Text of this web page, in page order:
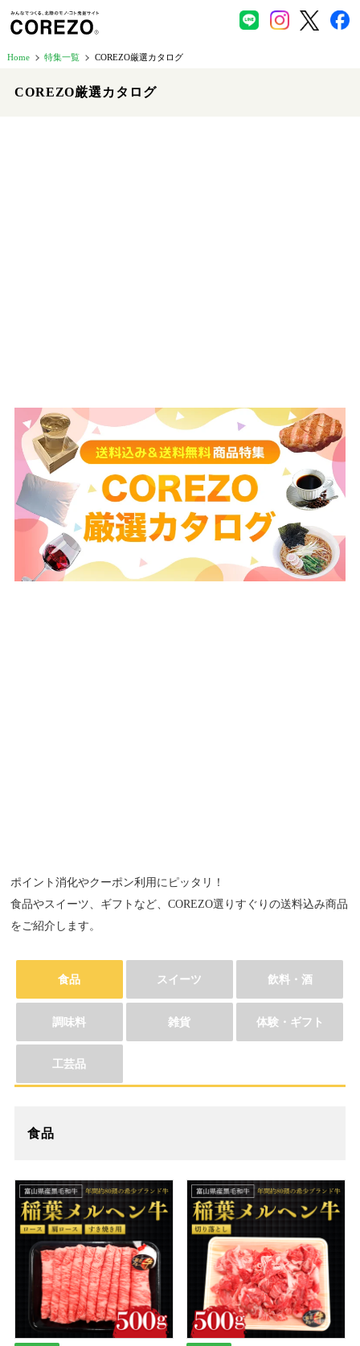
Home 特集一覧 COREZO厳選カタログ
COREZO厳選カタログ
ポイント消化やクーポン利用にピッタリ！
食品やスイーツ、ギフトなど、COREZO選りすぐりの送料込み商品
をご紹介します。
食品
食品
スイーツ 飲料・酒
調味料 雑貨 体験・ギフト
工芸品